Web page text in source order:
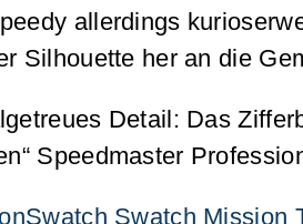
allerdings
Silhouette her an die
Detail: Das
Speedmaster